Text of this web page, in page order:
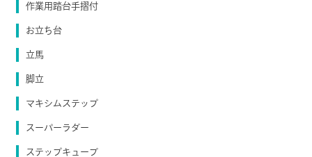
作業用踏台手摺付
お立ち台
立馬
脚立
マキシムステップ
スーパーラダー
ステップキューブ